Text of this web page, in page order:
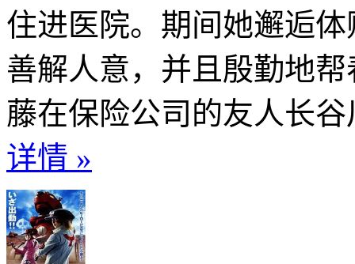
住进医院。期间她邂逅
善解人意，并且殷勤地
藤在保险公司的友人长
详情 »